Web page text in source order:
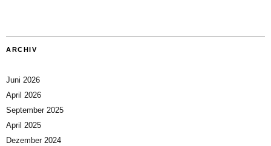
ARCHIV
Juni 2026
April 2026
September 2025
April 2025
Dezember 2024